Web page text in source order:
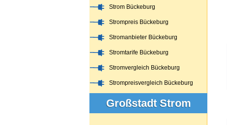
Strom Bückeburg
Strompreis Bückeburg
Stromanbieter Bückeburg
Stromtarife Bückeburg
Stromvergleich Bückeburg
Strompreisvergleich Bückeburg
Großstadt Strom